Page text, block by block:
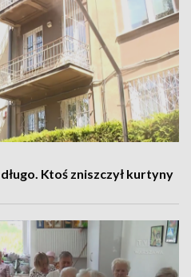
Ktoś zniszczył kurtyny